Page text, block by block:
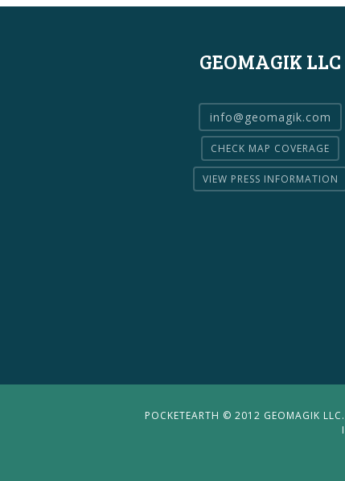
GEOMAGIK LLC
info@geomagik.com
CHECK MAP COVERAGE
VIEW PRESS INFORMATION
POCKETEARTH © 2012 GEOMAGIK